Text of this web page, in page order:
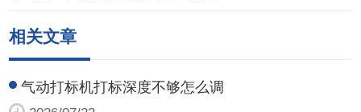
相关文章
气动打标机打标深度不够怎么调